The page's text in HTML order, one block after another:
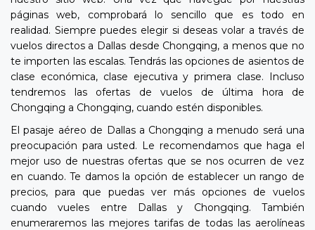
páginas web, comprobará lo sencillo que es todo en
realidad. Siempre puedes elegir si deseas volar a través de
vuelos directos a Dallas desde Chongqing, a menos que no
te importen las escalas. Tendrás las opciones de asientos de
clase económica, clase ejecutiva y primera clase. Incluso
tendremos las ofertas de vuelos de última hora de
Chongqing a Chongqing, cuando estén disponibles.
El pasaje aéreo de Dallas a Chongqing a menudo será una
preocupación para usted. Le recomendamos que haga el
mejor uso de nuestras ofertas que se nos ocurren de vez
en cuando. Te damos la opción de establecer un rango de
precios, para que puedas ver más opciones de vuelos
cuando vueles entre Dallas y Chongqing. También
enumeraremos las mejores tarifas de todas las aerolíneas